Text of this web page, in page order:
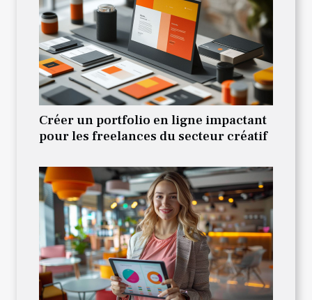
Créer un portfolio en ligne impactant
pour les freelances du secteur créatif